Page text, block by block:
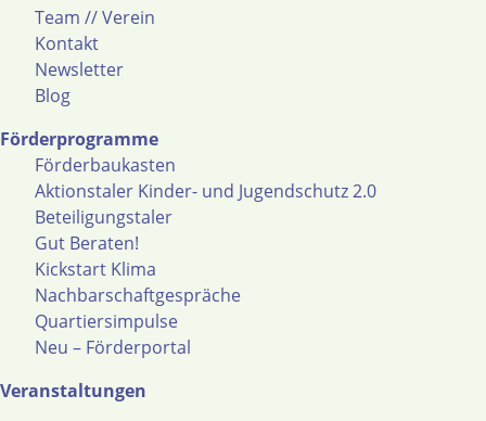
Team // Verein
Kontakt
Newsletter
Blog
Förderprogramme
Förderbaukasten
Aktionstaler Kinder- und Jugendschutz 2.0
Beteiligungstaler
Gut Beraten!
Kickstart Klima
Nachbarschaftgespräche
Quartiersimpulse
Neu – Förderportal
Veranstaltungen